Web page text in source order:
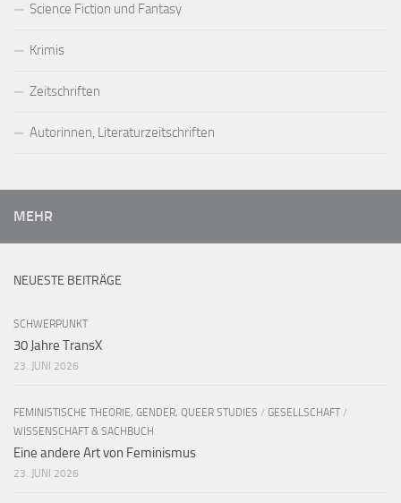
Science Fiction und Fantasy
Krimis
Zeitschriften
Autorinnen, Literaturzeitschriften
MEHR
NEUESTE BEITRÄGE
SCHWERPUNKT
30 Jahre TransX
23. JUNI 2026
FEMINISTISCHE THEORIE, GENDER, QUEER STUDIES / GESELLSCHAFT /
WISSENSCHAFT & SACHBUCH
Eine andere Art von Feminismus
23. JUNI 2026